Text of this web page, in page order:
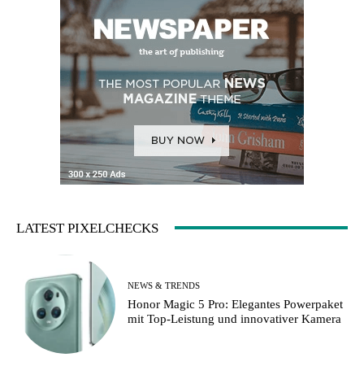
LATEST PIXELCHECKS
NEWS & TRENDS
Honor Magic 5 Pro: Elegantes Powerpaket
mit Top-Leistung und innovativer Kamera